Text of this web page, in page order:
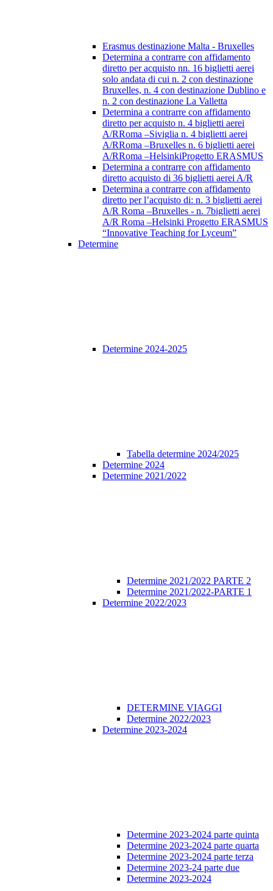
Erasmus destinazione Malta - Bruxelles
Determina a contrarre con affidamento
diretto per acquisto nn. 16 biglietti aerei
solo andata di cui n. 2 con destinazione
Bruxelles, n. 4 con destinazione Dublino e
n. 2 con destinazione La Valletta
Determina a contrarre con affidamento
diretto per acquisto n. 4 biglietti aerei
A/RRoma –Siviglia n. 4 biglietti aerei
A/RRoma –Bruxelles n. 6 biglietti aerei
A/RRoma –HelsinkiProgetto ERASMUS
Determina a contrarre con affidamento
diretto acquisto di 36 biglietti aerei A/R
Determina a contrarre con affidamento
diretto per l’acquisto di: n. 3 biglietti aerei
A/R Roma –Bruxelles - n. 7biglietti aerei
A/R Roma –Helsinki Progetto ERASMUS
“Innovative Teaching for Lyceum”
Determine
Determine 2024-2025
Tabella determine 2024/2025
Determine 2024
Determine 2021/2022
Determine 2021/2022 PARTE 2
Determine 2021/2022-PARTE 1
Determine 2022/2023
DETERMINE VIAGGI
Determine 2022/2023
Determine 2023-2024
Determine 2023-2024 parte quinta
Determine 2023-2024 parte quarta
Determine 2023-2024 parte terza
Determine 2023-24 parte due
Determine 2023-2024